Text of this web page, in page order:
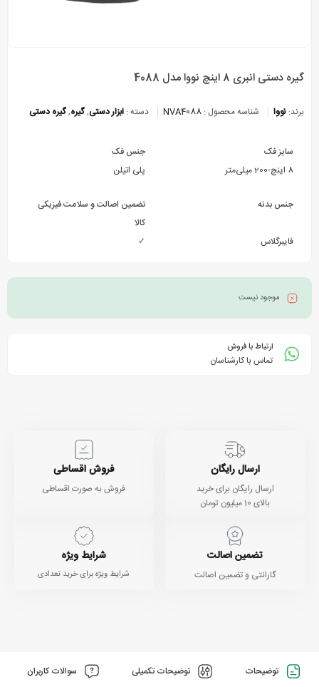
گیره دستی انبری 8 اینچ نووا مدل 4088
برند: نووا شناسه محصول : NVA4088 دسته : ابزار دستی,گیره,گیره دستی
سایز فک
8 اینچ-200 میلی‌متر
جنس فک
پلی اتیلن
جنس بدنه
فایبرگلاس
تضمین اصالت و سلامت فیزیکی
کالا
✓
موجود نیست
ارتباط با فروش
تماس با کارشناسان
ارسال رایگان
ارسال رایگان برای خرید
بالای 10 میلیون تومان
فروش اقساطی
فروش به صورت اقساطی
تضمین اصالت
گارانتی و تضمین اصالت
شرایط ویژه
شرایط ویژه برای خرید تعدادی
توضیحات توضیحات تکمیلی سوالات کاربران